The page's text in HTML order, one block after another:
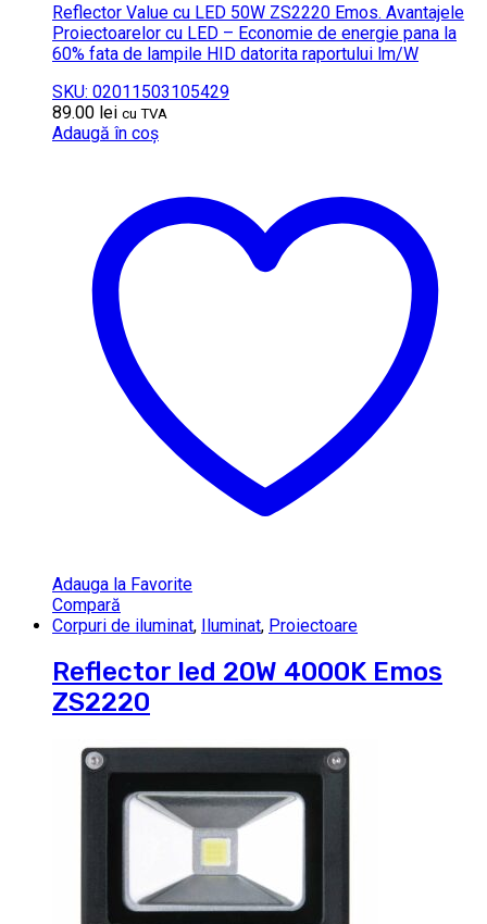
Reflector Value cu LED 50W ZS2220 Emos. Avantajele
Proiectoarelor cu LED – Economie de energie pana la
60% fata de lampile HID datorita raportului lm/W
SKU: 02011503105429
89.00 lei cu TVA
Adaugă în coș
Adauga la Favorite
Compară
Corpuri de iluminat, Iluminat, Proiectoare
Reflector led 20W 4000K Emos
ZS2220